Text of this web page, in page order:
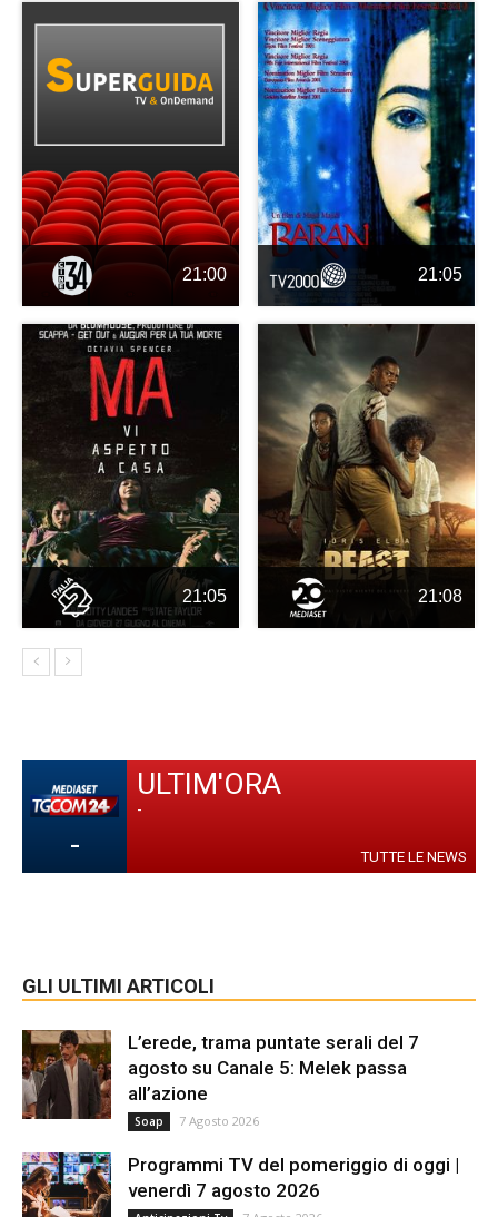
21:00 21:05
21:05 21:08
-
ULTIM'ORA
-
TUTTE LE NEWS
GLI ULTIMI ARTICOLI
L’erede, trama puntate serali del 7
agosto su Canale 5: Melek passa
all’azione
Soap 7 Agosto 2026
Programmi TV del pomeriggio di oggi |
venerdì 7 agosto 2026